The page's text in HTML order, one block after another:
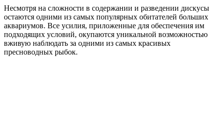
Несмотря на сложности в содержании и разведении дискусы
остаются одними из самых популярных обитателей больших
аквариумов. Все усилия, приложенные для обеспечения им
подходящих условий, окупаются уникальной возможностью
вживую наблюдать за одними из самых красивых
пресноводных рыбок.